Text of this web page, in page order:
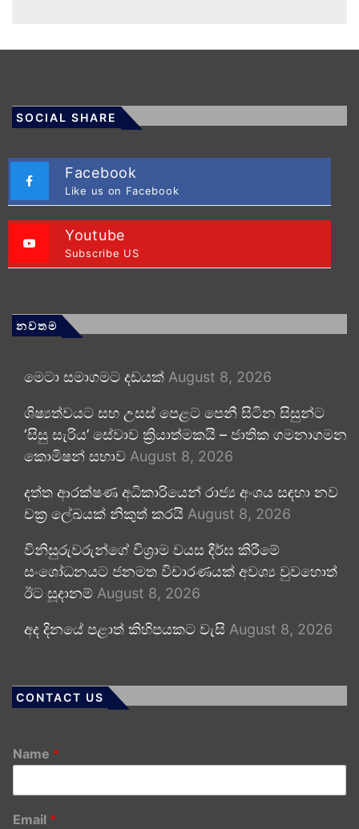
SOCIAL SHARE
Facebook
Like us on Facebook
Youtube
Subscribe US
නවතම
මෙටා සමාගමට දඩයක් August 8, 2026
ශිෂ්‍යත්වයට සහ උසස් පෙළට පෙනී සිටින සිසුන්ට
‘සිසු සැරිය’ සේවාව ක්‍රියාත්මකයි – ජාතික ගමනාගමන
කොමිෂන් සභාව August 8, 2026
දත්ත ආරක්ෂණ අධිකාරියෙන් රාජ්‍ය අංශය සඳහා නව
චක්‍ර ලේඛයක් නිකුත් කරයි August 8, 2026
විනිසුරුවරුන්ගේ විශ්‍රාම වයස දීර්ඝ කිරීමේ
සංශෝධනයට ජනමත විචාරණයක් අවශ්‍ය වුවහොත්
ඊට සූදානම් August 8, 2026
අද දිනයේ පළාත් කිහිපයකට වැසි August 8, 2026
CONTACT US
Name *
Email *